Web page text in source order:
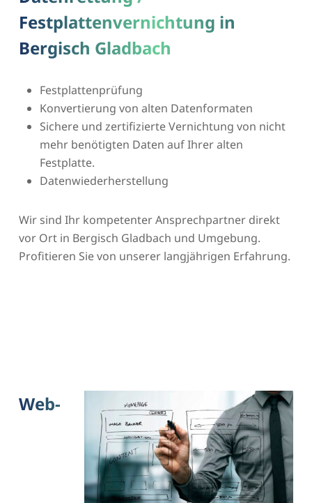
Festplattenvernichtung in
Bergisch Gladbach
Festplattenprüfung
Konvertierung von alten Datenformaten
Sichere und zertifizierte Vernichtung von nicht
mehr benötigten Daten auf Ihrer alten
Festplatte.
Datenwiederherstellung
Wir sind Ihr kompetenter Ansprechpartner direkt
vor Ort in Bergisch Gladbach und Umgebung.
Profitieren Sie von unserer langjährigen Erfahrung.
Web-